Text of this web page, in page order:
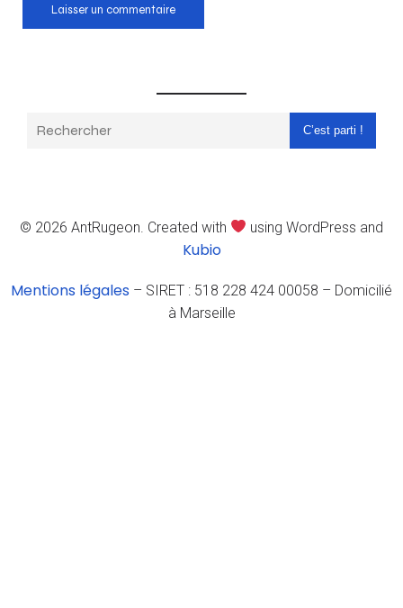
C’est parti !
© 2026 AntRugeon. Created with using WordPress and
Kubio
Mentions légales – SIRET : 518 228 424 00058 – Domicilié
à Marseille